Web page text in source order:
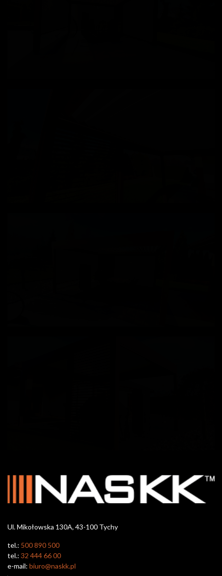
Ul. Mikołowska 130A, 43-100 Tychy
tel.: 500 890 500
tel.: 32 444 66 00
e-mail: biuro@naskk.pl